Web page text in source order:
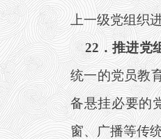
上一级党组织
22．推进党
统一的党员教
备悬挂必要的
窗、广播等传